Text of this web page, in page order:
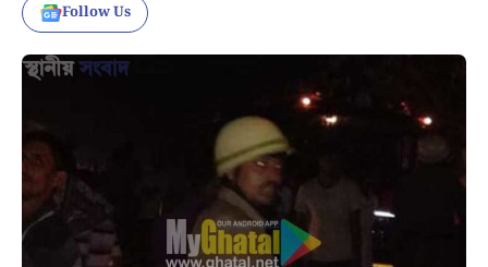
Follow Us